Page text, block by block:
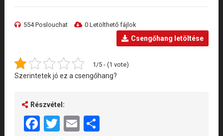
554 Poslouchat 0 Letölthető fájlok
Csengőhang letöltése
1/5 - (1 vote)
Szerintetek jó ez a csengőhang?
Részvétel:
Facebook
Twitter
EmailShare